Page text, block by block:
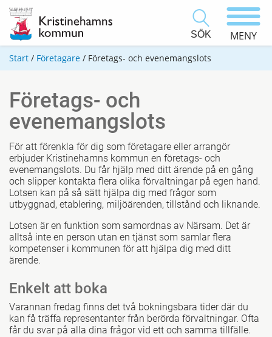
SÖK MENY
Start / Företagare / Företags- och evenemangslots
Företags- och
evenemangslots
För att förenkla för dig som företagare eller arrangör
erbjuder Kristinehamns kommun en företags- och
evenemangslots. Du får hjälp med ditt ärende på en gång
och slipper kontakta flera olika förvaltningar på egen hand.
Lotsen kan på så sätt hjälpa dig med frågor som
utbyggnad, etablering, miljöärenden, tillstånd och liknande.
Lotsen är en funktion som samordnas av Närsam. Det är
alltså inte en person utan en tjänst som samlar flera
kompetenser i kommunen för att hjälpa dig med ditt
ärende.
Enkelt att boka
Varannan fredag finns det två bokningsbara tider där du
kan få träffa representanter från berörda förvaltningar. Ofta
får du svar på alla dina frågor vid ett och samma tillfälle.